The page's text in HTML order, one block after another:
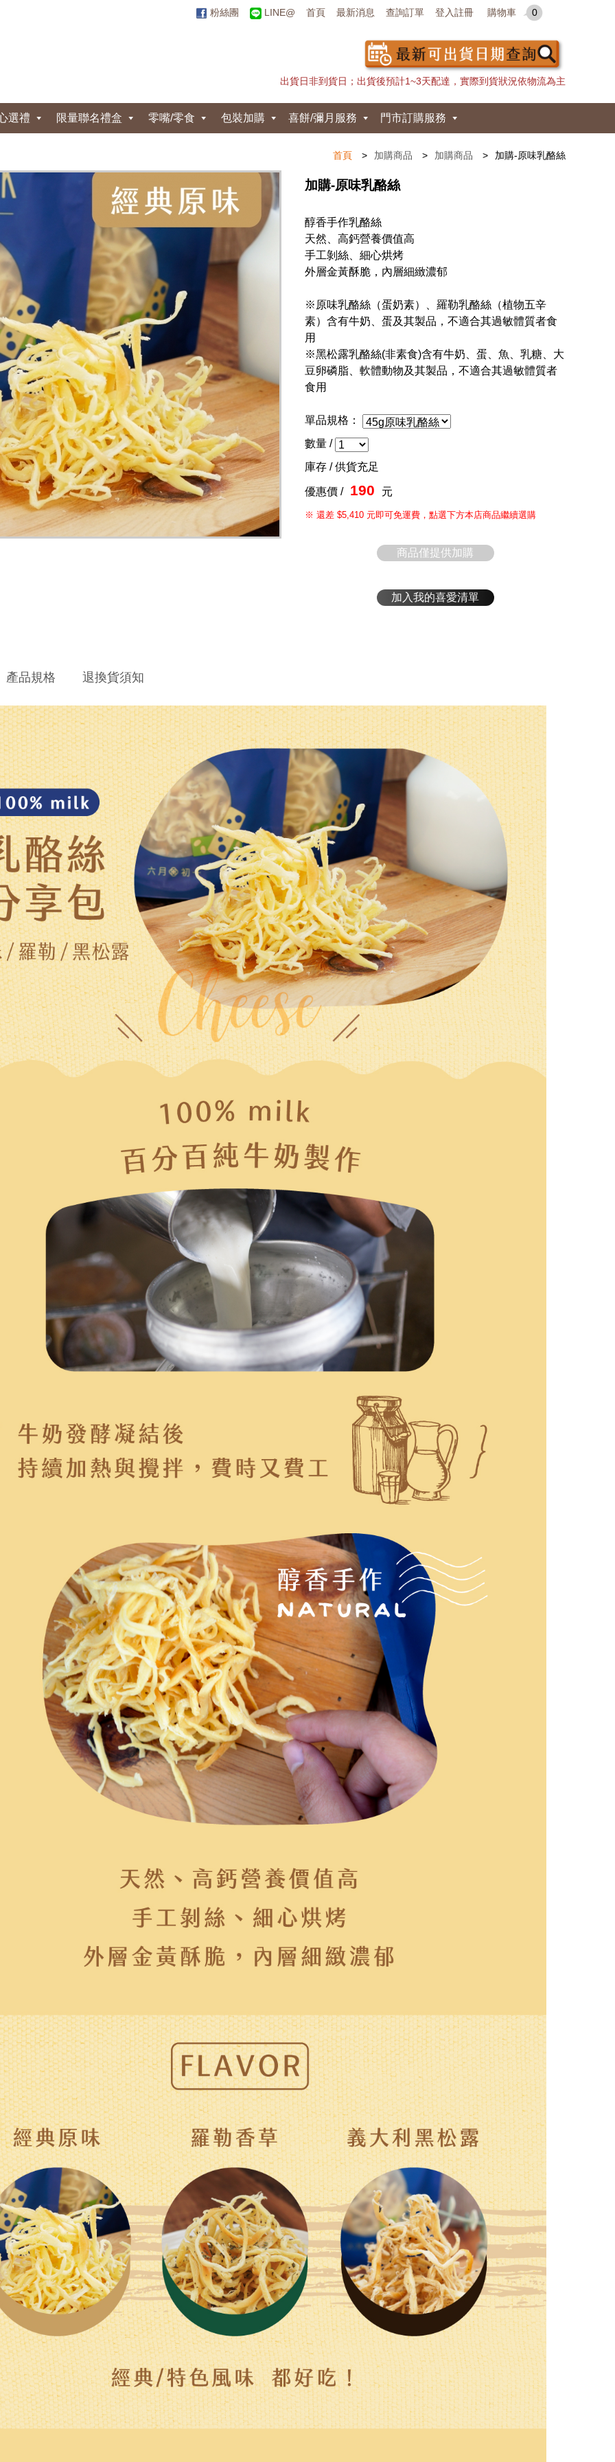
粉絲團 LINE@ 首頁 最新消息 查詢訂單 登入註冊 購物車 0
出貨日非到貨日；出貨後預計1~3天配達，實際到貨狀況依物流為主
選禮 限量聯名禮盒 零嘴/零食 包裝加購 喜餅/彌月服務 門市訂購服務
首頁 加購商品 加購商品 加購-原味乳酪絲
加購-原味乳酪絲
醇香手作乳酪絲
天然、高鈣營養價值高
手工剝絲、細心烘烤
外層金黃酥脆，內層細緻濃郁
※原味乳酪絲（蛋奶素）、羅勒乳酪絲（植物五辛
素）含有牛奶、蛋及其製品，不適合其過敏體質者食
用
※黑松露乳酪絲(非素食)含有牛奶、蛋、魚、乳糖、大
豆卵磷脂、軟體動物及其製品，不適合其過敏體質者
食用
單品規格：
數量 /
庫存 /供貨充足
優惠價 / 190 元
※ 還差 $5,410 元即可免運費，點選下方本店商品繼續選購
商品僅提供加購
加入我的喜愛清單
產品規格 退換貨須知